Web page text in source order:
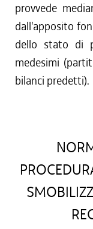
provvede
dall'apposito
dello stato di
medesimi
bilanci predetti).